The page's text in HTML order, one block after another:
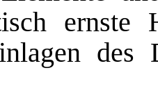
ernste